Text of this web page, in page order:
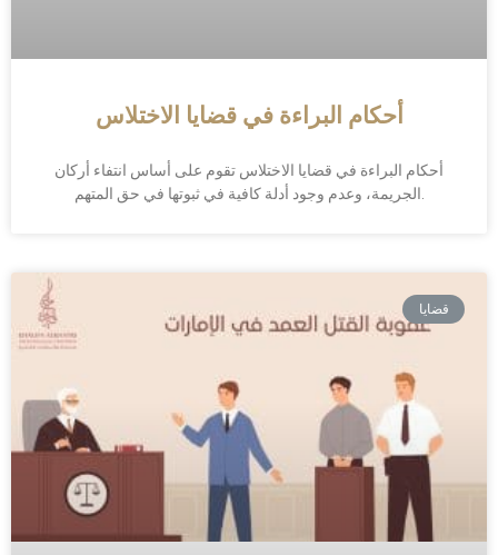
أحكام البراءة في قضايا الاختلاس
أحكام البراءة في قضايا الاختلاس تقوم على أساس انتفاء أركان
قضايا